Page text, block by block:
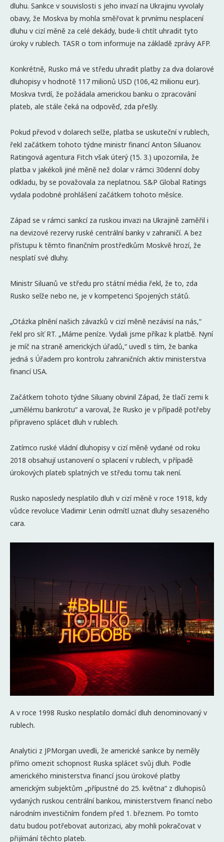
dluhu. Sankce v souvislosti s jeho invazí na Ukrajinu vyvolaly
obavy, že Moskva by mohla směřovat k prvnímu nesplacení
dluhu v cizí měně za celé dekády, bude-li chtít uhradit tyto
úroky v rublech. TASR o tom informuje na základě zprávy AFP.
Konkrétně, Rusko má ve středu uhradit platby za dva dolarové
dluhopisy v hodnotě 117 milionů USD (106,42 milionu eur).
Moskva tvrdí, že požádala americkou banku o zpracování
plateb, ale stále čeká na odpověď, zda přešly.
Pokud převod v dolarech selže, platba se uskuteční v rublech,
řekl začátkem tohoto týdne ministr financí Anton Siluanov.
Ratingová agentura Fitch však úterý (15. 3.) upozornila, že
platba v jakékoli jiné měně než dolar v rámci 30denní doby
odkladu, by se považovala za neplatnou. S&P Global Ratings
vydala podobné prohlášení začátkem tohoto měsíce.
Západ se v rámci sankcí za ruskou invazi na Ukrajině zaměřil i
na devizové rezervy ruské centrální banky v zahraničí. A bez
přístupu k těmto finančním prostředkům Moskvě hrozí, že
nesplatí své dluhy.
Ministr Siluanů ve středu pro státní média řekl, že to, zda
Rusko selže nebo ne, je v kompetenci Spojených států.
„Otázka plnění našich závazků v cizí měně nezávisí na nás,“
řekl pro síť RT. „Máme peníze. Vydali jsme příkaz k platbě. Nyní
je míč na straně amerických úřadů,“ uvedl s tím, že banka
jedná s Úřadem pro kontrolu zahraničních aktiv ministerstva
financí USA.
Začátkem tohoto týdne Siluany obvinil Západ, že tlačí zemi k
„umělému bankrotu“ a varoval, že Rusko je v případě potřeby
připraveno splácet dluh v rublech.
Zatímco ruské vládní dluhopisy v cizí měně vydané od roku
2018 obsahují ustanovení o splacení v rublech, v případě
úrokových plateb splatných ve středu tomu tak není.
Rusko naposledy nesplatilo dluh v cizí měně v roce 1918, kdy
vůdce revoluce Vladimir Lenin odmítl uznat dluhy sesazeného
cara.
A v roce 1998 Rusko nesplatilo domácí dluh denominovaný v
rublech.
Analytici z JPMorgan uvedli, že americké sankce by neměly
přímo omezit schopnost Ruska splácet svůj dluh. Podle
amerického ministerstva financí jsou úrokové platby
americkým subjektům „přípustné do 25. května“ z dluhopisů
vydaných ruskou centrální bankou, ministerstvem financí nebo
národním investičním fondem před 1. březnem. Po tomto
datu budou potřebovat autorizaci, aby mohli pokračovat v
přijímání těchto plateb.